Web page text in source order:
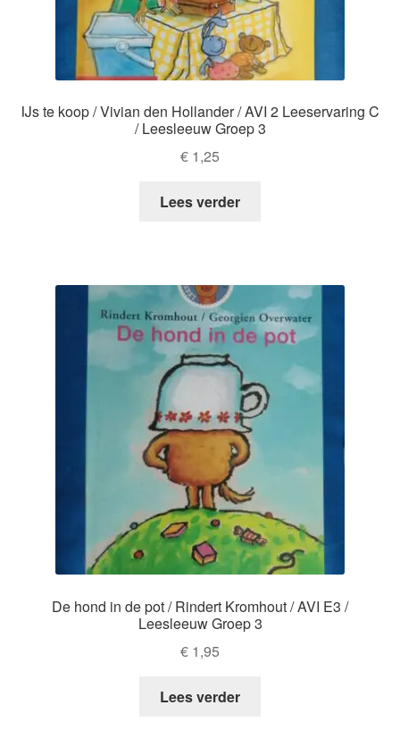
IJs te koop / Vivian den Hollander / AVI 2 Leeservaring C
/ Leesleeuw Groep 3
€ 1,25
Lees verder
De hond in de pot / Rindert Kromhout / AVI E3 /
Leesleeuw Groep 3
€ 1,95
Lees verder